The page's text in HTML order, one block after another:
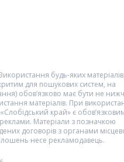
будь-яких
для пошукових систем, на
обов’язково має бути не
матеріалів. При
край» є
Матеріали з позначкою
договорів з органами
несе рекламодавець.